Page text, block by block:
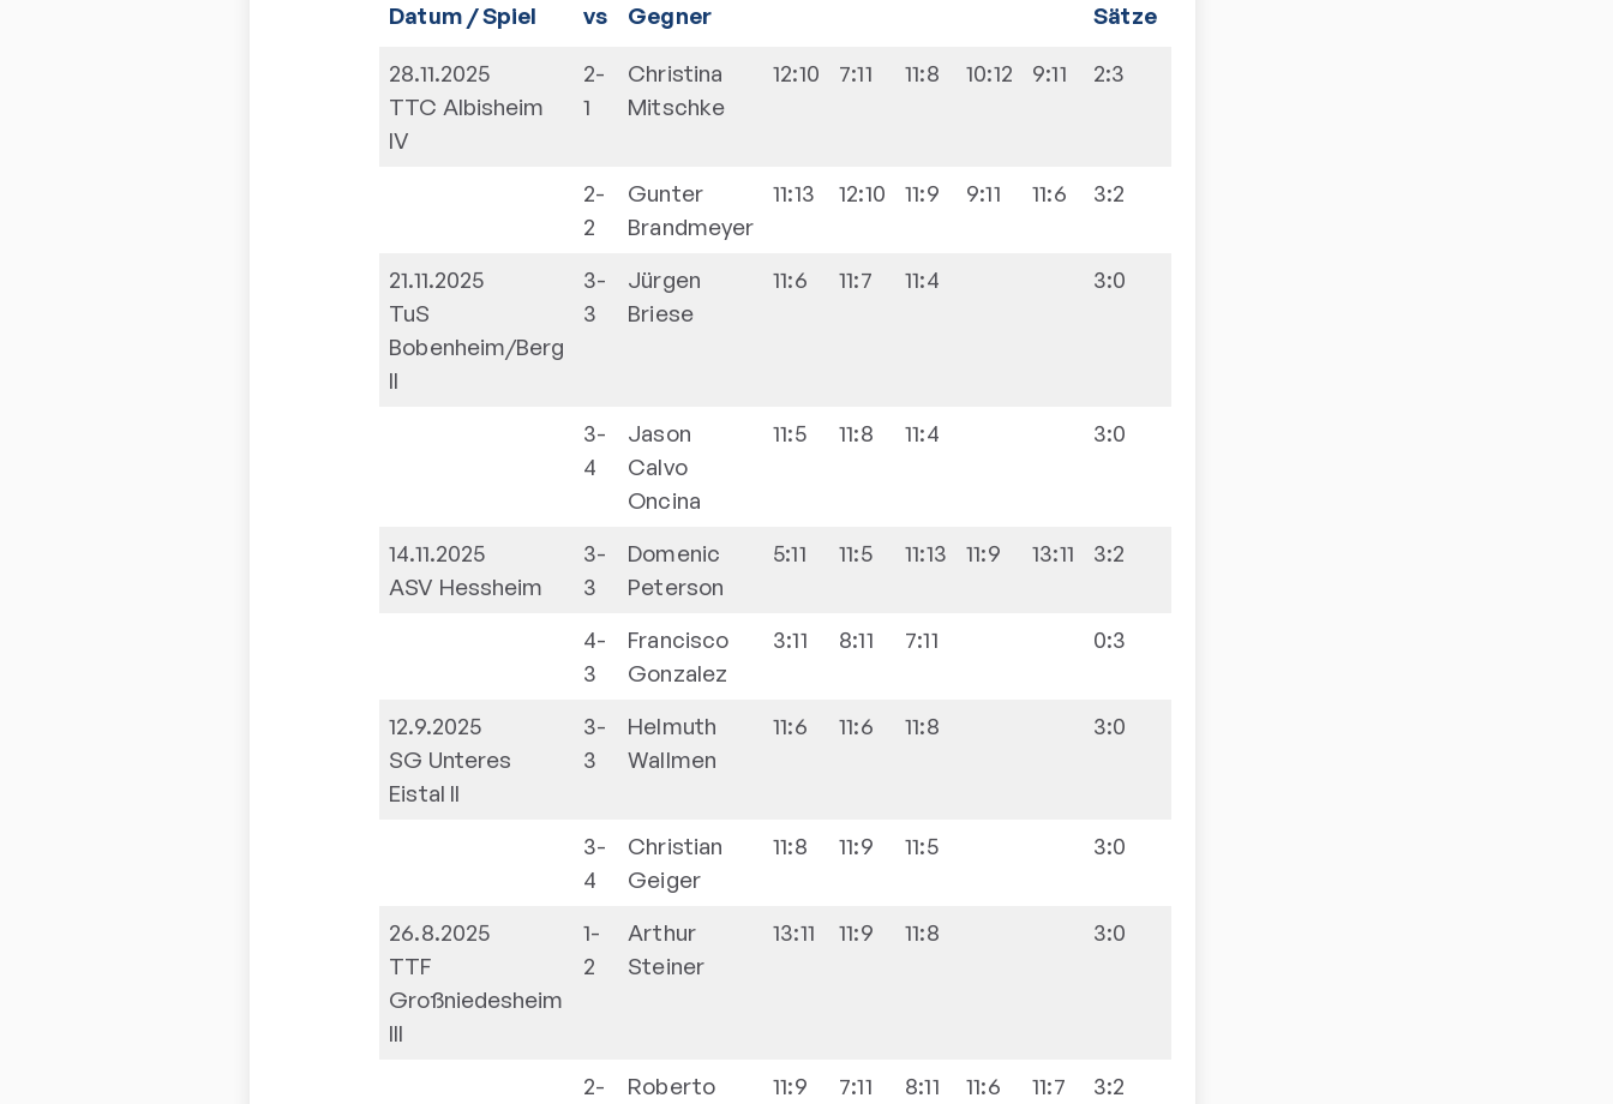
Datum / Spiel vs Gegner Sätze
28.11.2025
TTC Albisheim
IV
2-
1
Christina
Mitschke
12:10 7:11 11:8 10:12 9:11 2:3
2-
2
Gunter
Brandmeyer
11:13 12:10 11:9 9:11 11:6 3:2
21.11.2025
TuS
Bobenheim/Berg
II
3-
3
Jürgen
Briese
11:6 11:7 11:4 3:0
3-
4
Jason
Calvo
Oncina
11:5 11:8 11:4 3:0
14.11.2025
ASV Hessheim
3-
3
Domenic
Peterson
5:11 11:5 11:13 11:9 13:11 3:2
4-
3
Francisco
Gonzalez
3:11 8:11 7:11 0:3
12.9.2025
SG Unteres
Eistal II
3-
3
Helmuth
Wallmen
11:6 11:6 11:8 3:0
3-
4
Christian
Geiger
11:8 11:9 11:5 3:0
26.8.2025
TTF
Großniedesheim
III
1-
2
Arthur
Steiner
13:11 11:9 11:8 3:0
2-
Roberto
11:9 7:11 8:11 11:6 11:7 3:2